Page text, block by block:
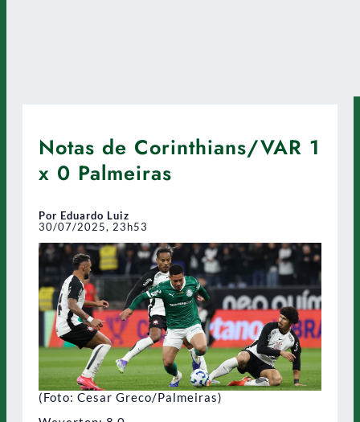
Notas de Corinthians/VAR 1
x 0 Palmeiras
Por Eduardo Luiz
30/07/2025, 23h53
(Foto: Cesar Greco/Palmeiras)